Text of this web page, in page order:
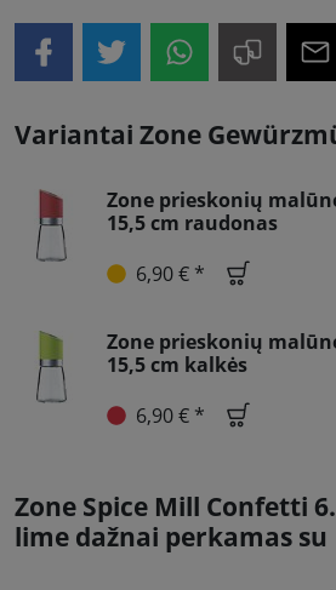
Variantai Zone
Zone prieskonių
15,5 cm raudonas
6,90 € *
Zone prieskonių
15,5 cm kalkės
6,90 € *
Zone Spice Mill Confetti
lime dažnai perkamas su